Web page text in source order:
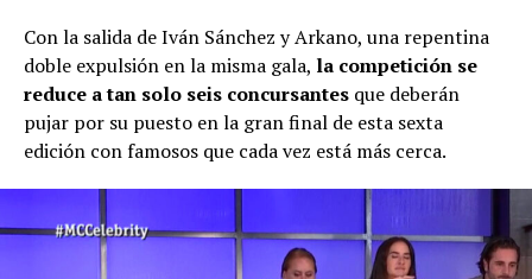
Con la salida de Iván Sánchez y Arkano, una repentina
doble expulsión en la misma gala, la competición se
reduce a tan solo seis concursantes que deberán
pujar por su puesto en la gran final de esta sexta
edición con famosos que cada vez está más cerca.